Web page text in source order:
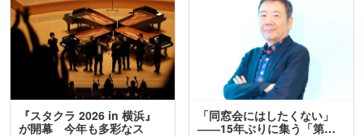
『スタクラ 2026 in 横浜』
が開幕 今年も多彩なス
「同窓会にはしたくない」
――15年ぶりに集う「第…